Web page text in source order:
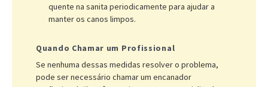
quente na sanita periodicamente para ajudar a
manter os canos limpos.
Quando Chamar um Profissional
Se nenhuma dessas medidas resolver o problema,
pode ser necessário chamar um encanador